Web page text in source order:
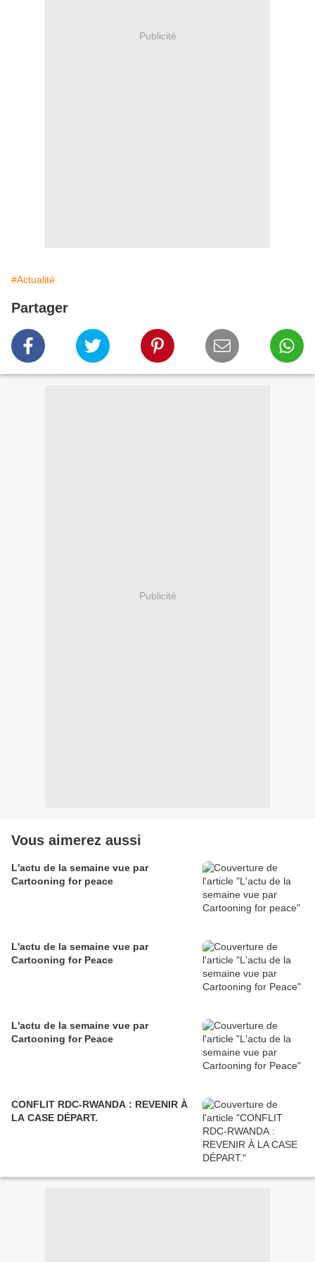
Publicité
#Actualité
Partager
Publicité
Vous aimerez aussi
L'actu de la semaine vue par
Cartooning for peace
L'actu de la semaine vue par
Cartooning for Peace
L'actu de la semaine vue par
Cartooning for Peace
CONFLIT RDC-RWANDA : REVENIR À
LA CASE DÉPART.